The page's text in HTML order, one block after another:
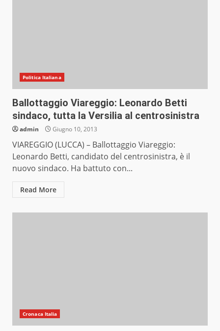
Politica Italiana
Ballottaggio Viareggio: Leonardo Betti
sindaco, tutta la Versilia al centrosinistra
admin Giugno 10, 2013
VIAREGGIO (LUCCA) – Ballottaggio Viareggio:
Leonardo Betti, candidato del centrosinistra, è il
nuovo sindaco. Ha battuto con...
Read More
Cronaca Italia